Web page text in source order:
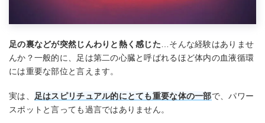
足の裏などが突然じんわりと熱く感じた …そんな経験はありませ
んか？一般的に、足は第二の心臓と呼ばれるほど体内の血液循環
には重要な部位と言えます。
実は、 足はスピリチュアル的にとても重要な体の一部で、パワー
スポットと言っても過言ではありません。